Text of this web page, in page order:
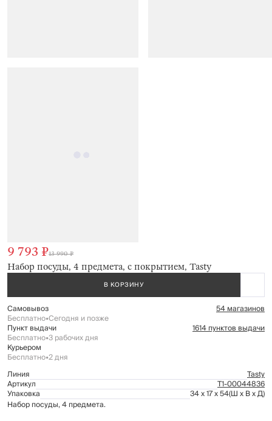
Набор посуды, 4 предмета, с покрытием, Tasty
9 793 ₽13 990 ₽
В КОРЗИНУ
Самовывоз 54 магазинов
Бесплатно•Сегодня и позже
Пункт выдачи 1614 пунктов выдачи
Бесплатно•3 рабочих дня
Курьером
Бесплатно•2 дня
Линия
Tasty
Артикул Т1-00044836
Упаковка 34 x 17 x 54(Ш x В x Д)
Набор посуды, 4 предмета.